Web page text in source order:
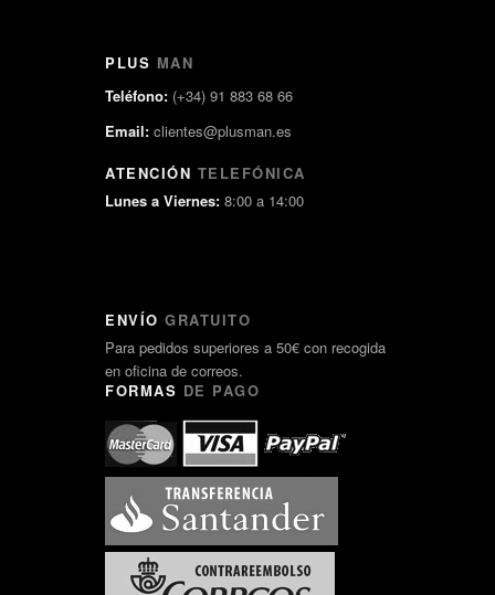
PLUS MAN
Teléfono: (+34) 91 883 68 66
Email: clientes@plusman.es
ATENCIÓN TELEFÓNICA
Lunes a Viernes: 8:00 a 14:00
ENVÍO GRATUITO
Para pedidos superiores a 50€ con recogida
en oficina de correos.
FORMAS DE PAGO